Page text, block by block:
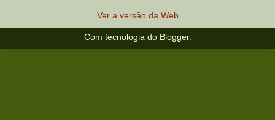
Ver a versão da Web
Com tecnologia do Blogger.